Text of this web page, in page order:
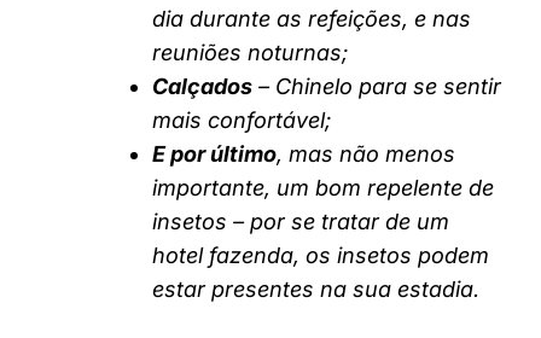
dia durante as refeições, e nas
reuniões noturnas;
Calçados – Chinelo para se sentir
mais confortável;
E por último, mas não menos
importante, um bom repelente de
insetos – por se tratar de um
hotel fazenda, os insetos podem
estar presentes na sua estadia.